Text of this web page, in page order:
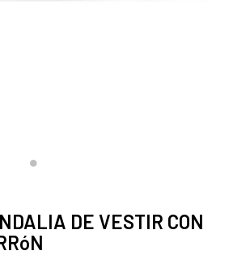
DE VESTIR CON